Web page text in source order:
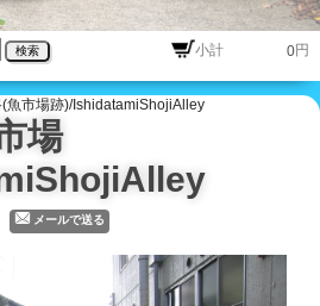
検索 円
(魚市場跡)/IshidatamiShojiAlley
場
メールで送る